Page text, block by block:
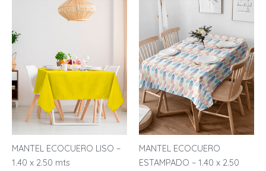
MANTEL ECOCUERO LISO –
1.40 x 2.50 mts
MANTEL ECOCUERO
ESTAMPADO – 1.40 x 2.50